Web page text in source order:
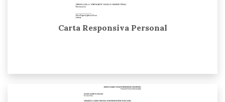
Carta Responsiva Personal